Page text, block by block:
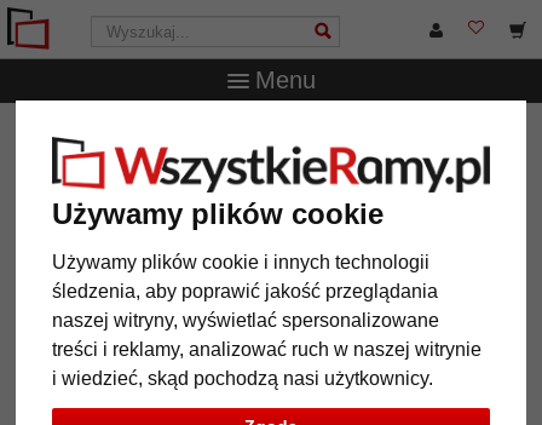
Używamy plików cookie
Używamy plików cookie i innych technologii
śledzenia, aby poprawić jakość przeglądania
naszej witryny, wyświetlać spersonalizowane
treści i reklamy, analizować ruch w naszej witrynie
i wiedzieć, skąd pochodzą nasi użytkownicy.
Menu
WszystkieRamy.pl
Drewniane lustro na ścianę Merlines na wymiar
Drewniane lustro na ścianę
Merlines na wymiar